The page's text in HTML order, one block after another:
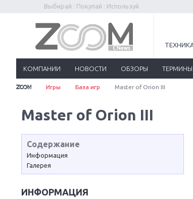
Выбирай : Покупай : Используй
КОМПАНИИ НОВОСТИ ОБЗОРЫ ТЕРМИНЫ
Игры База игр Master of Orion III
Master of Orion III
Содержание
Информация
Галерея
ИНФОРМАЦИЯ